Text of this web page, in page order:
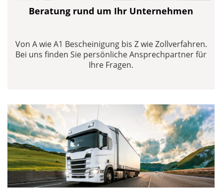
Beratung rund um Ihr Unternehmen
Von A wie A1 Bescheinigung bis Z wie Zollverfahren.
Bei uns finden Sie persönliche Ansprechpartner für
Ihre Fragen.